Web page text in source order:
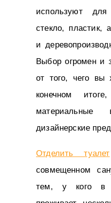
используют
стекло, пластик,
и
Выбор огромен и
от того, чего вы
конечном
материальные
дизайнерские
Отделить туалет
совмещенном
тем, у кого в